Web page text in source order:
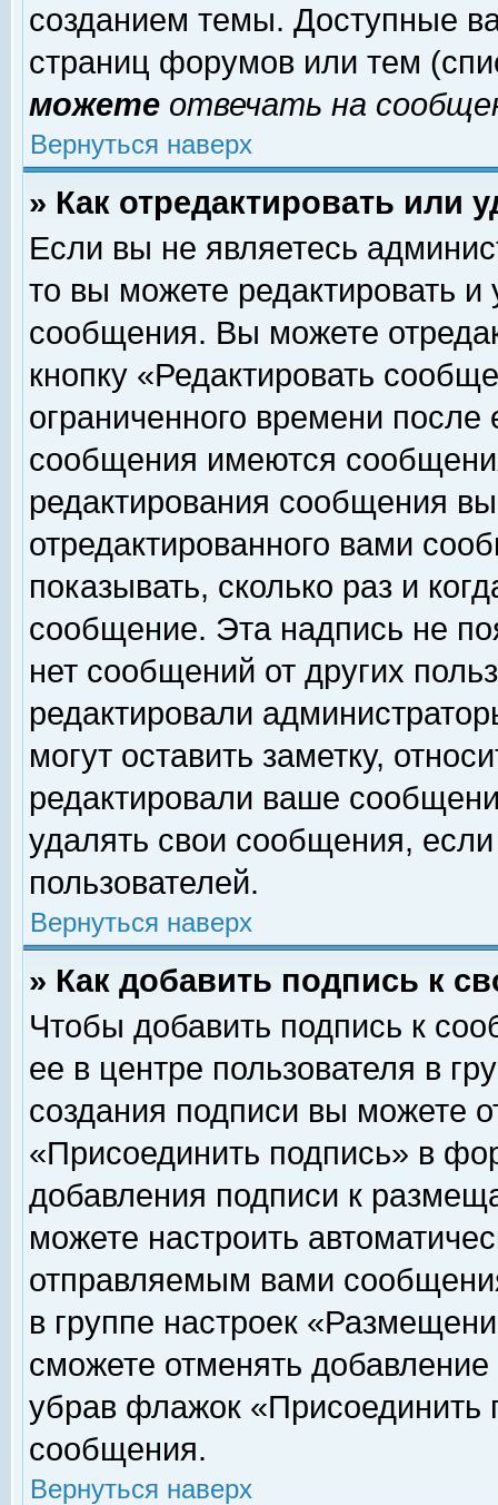
созданием темы. Доступные
страниц форумов или тем
можете отвечать на
Вернуться наверх
» Как отредактировать или
Если вы не являетесь
то вы можете редактировать и
сообщения. Вы можете
кнопку «Редактировать
ограниченного времени
сообщения имеются
редактирования сообщения
отредактированного вами
показывать, сколько раз и
сообщение. Эта надпись не
нет сообщений от других
редактировали
могут оставить заметку,
редактировали ваше
удалять свои сообщения,
пользователей.
Вернуться наверх
» Как добавить подпись к
Чтобы добавить подпись к
ее в центре пользователя в
создания подписи вы можете
«Присоединить подпись» в
добавления подписи к
можете настроить
отправляемым вами
в группе настроек
сможете отменять
убрав флажок «Присоединить
сообщения.
Вернуться наверх